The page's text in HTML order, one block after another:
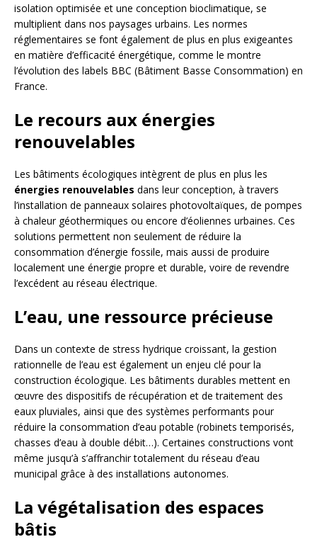
isolation optimisée et une conception bioclimatique, se
multiplient dans nos paysages urbains. Les normes
réglementaires se font également de plus en plus exigeantes
en matière d’efficacité énergétique, comme le montre
l’évolution des labels BBC (Bâtiment Basse Consommation) en
France.
Le recours aux énergies
renouvelables
Les bâtiments écologiques intègrent de plus en plus les
énergies renouvelables dans leur conception, à travers
l’installation de panneaux solaires photovoltaïques, de pompes
à chaleur géothermiques ou encore d’éoliennes urbaines. Ces
solutions permettent non seulement de réduire la
consommation d’énergie fossile, mais aussi de produire
localement une énergie propre et durable, voire de revendre
l’excédent au réseau électrique.
L’eau, une ressource précieuse
Dans un contexte de stress hydrique croissant, la gestion
rationnelle de l’eau est également un enjeu clé pour la
construction écologique. Les bâtiments durables mettent en
œuvre des dispositifs de récupération et de traitement des
eaux pluviales, ainsi que des systèmes performants pour
réduire la consommation d’eau potable (robinets temporisés,
chasses d’eau à double débit…). Certaines constructions vont
même jusqu’à s’affranchir totalement du réseau d’eau
municipal grâce à des installations autonomes.
La végétalisation des espaces
bâtis